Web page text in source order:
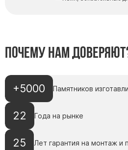
Почему нам
+5000 Памятников
22 Года на рынке
25 Лет гарантия на монтаж и